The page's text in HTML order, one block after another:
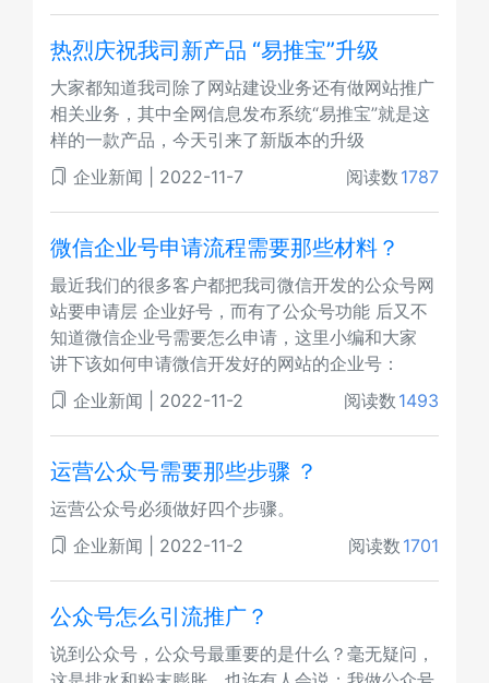
热烈庆祝我司新产品 “易推宝”升级
大家都知道我司除了网站建设业务还有做网站推广
相关业务，其中全网信息发布系统“易推宝”就是这
样的一款产品，今天引来了新版本的升级
企业新闻
2022-11-7 阅读数 1787
微信企业号申请流程需要那些材料？
最近我们的很多客户都把我司微信开发的公众号网
站要申请层 企业好号，而有了公众号功能 后又不
知道微信企业号需要怎么申请，这里小编和大家
讲下该如何申请微信开发好的网站的企业号：
企业新闻
2022-11-2 阅读数 1493
运营公众号需要那些步骤 ？
运营公众号必须做好四个步骤。
企业新闻
2022-11-2 阅读数 1701
公众号怎么引流推广？
说到公众号，公众号最重要的是什么？毫无疑问，